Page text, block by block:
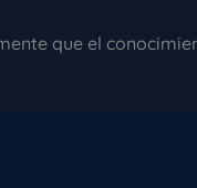
que el